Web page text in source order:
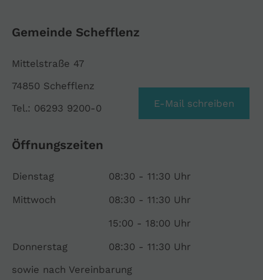
Gemeinde Schefflenz
Mittelstraße 47
74850 Schefflenz
Tel.: 06293 9200-0
E-Mail schreiben
Öffnungszeiten
Dienstag
08:30 - 11:30 Uhr
Mittwoch
08:30 - 11:30 Uhr
15:00 - 18:00 Uhr
Donnerstag
08:30 - 11:30 Uhr
sowie nach Vereinbarung